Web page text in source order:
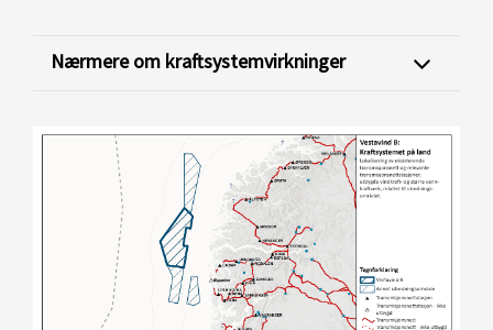
Nærmere om kraftsystemvirkninger